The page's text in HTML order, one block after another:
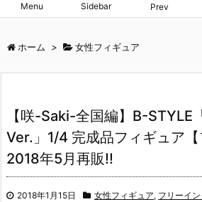
Menu Sidebar Prev
ホーム > 女性フィギュア
【咲-Saki-全国編】B-STYLE
Ver.」1/4 完成品フィギュア【
2018年5月再販!!
2018年1月15日 女性フィギュア, フリーイ